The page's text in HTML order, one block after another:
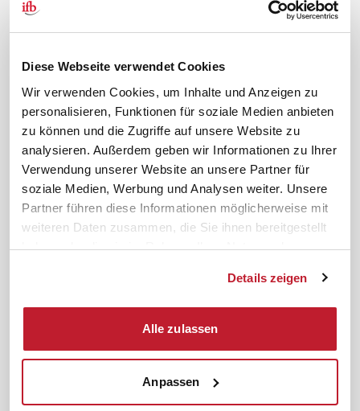
Diese Webseite verwendet Cookies
Wir verwenden Cookies, um Inhalte und Anzeigen zu
personalisieren, Funktionen für soziale Medien anbieten
zu können und die Zugriffe auf unsere Website zu
analysieren. Außerdem geben wir Informationen zu Ihrer
Verwendung unserer Website an unsere Partner für
soziale Medien, Werbung und Analysen weiter. Unsere
Partner führen diese Informationen möglicherweise mit
weiteren Daten zusammen, die Sie ihnen bereitgestellt
haben oder die sie im Rahmen Ihrer Nutzung der
Details zeigen
Alle zulassen
Anpassen
meinifb
FAQ
ifb-App Betriebsrat360
JAV-Wahl
News. Wissen. Themen.
Lexikon
Rechtsprechung
Gesetze
Folgen Sie uns
Sicherheit durch geprüfte
Qualität!
Institut zur Fortbildung von
© 2026
Cookiebot Impressum
AGB